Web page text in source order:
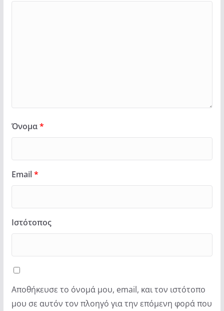
Όνομα*
Email*
Ιστότοπος
Αποθήκευσε το όνομά μου, email, και τον ιστότοπο
μου σε αυτόν τον πλοηγό για την επόμενη φορά που